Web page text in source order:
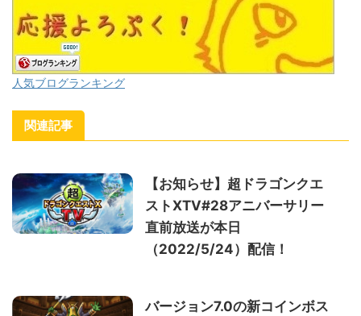
人気ブログランキング
関連記事
【お知らせ】超ドラゴンクエ
ストXTV#28アニバーサリー
直前放送が本日
（2022/5/24）配信！
バージョン7.0の新コインボス